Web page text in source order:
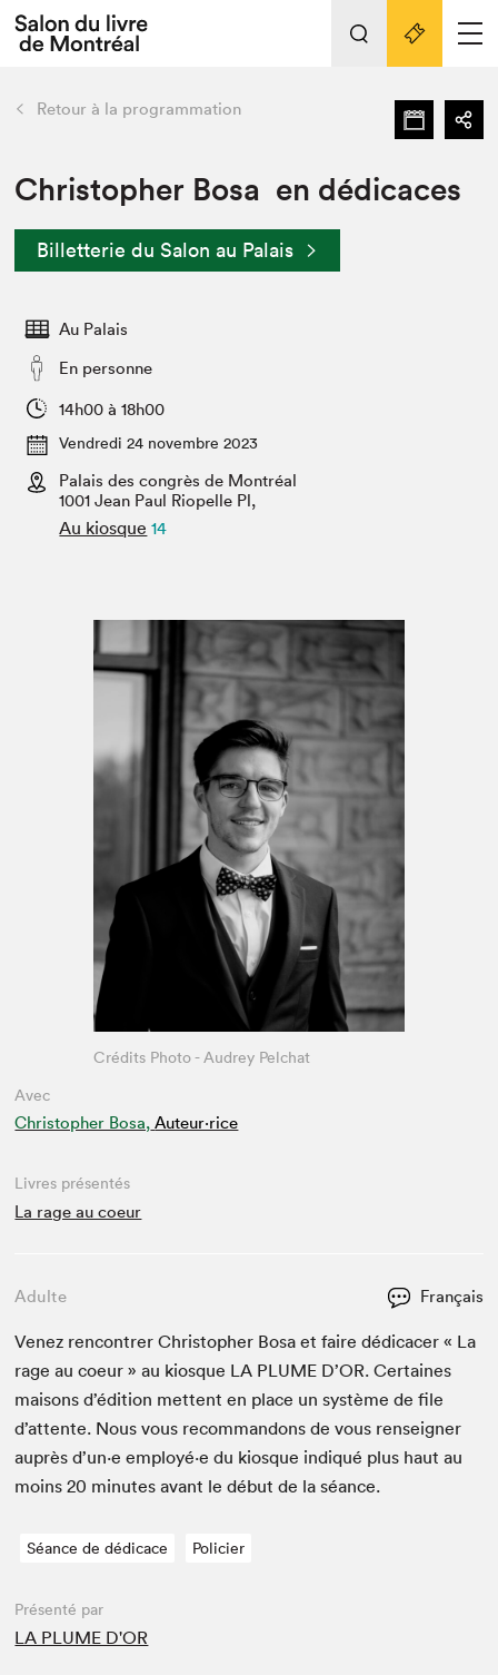
Espace exposant⋅e⋅s
Espace enseignant·e·s
Espace médias
L'événement
Préparer sa visite au Salon
Actualités
SLM PRO
retour Nos activités
Préparer sa visite
Salon dans la ville et en ligne
Projets partenaires
Liens pratiques
Retour à la programmation
Christopher Bosa en dédicaces
Billetterie du Salon au Palais
Au Palais
En personne
14h00 à 18h00
Vendredi 24 novembre 2023
Palais des congrès de Montréal
1001 Jean Paul Riopelle Pl,
Au kiosque 14
Avec
Christopher Bosa, Auteur·rice
Crédits Photo - Audrey Pelchat
Livres présentés
La rage au coeur
Adulte Français
Venez ren­con­tr­er Christo­pher Bosa et faire dédi­cac­er « La
rage au coeur » au kiosque LA PLUME D’OR. Cer­taines
maisons d’édi­tion met­tent en place un sys­tème de file
d’at­tente. Nous vous recom­man­dons de vous ren­seign­er
auprès d’un·e employé·e du kiosque indiqué plus haut au
moins20 min­utes avant le début de la séance.
Séance de dédicace Policier
Présenté par
LA PLUME D'OR